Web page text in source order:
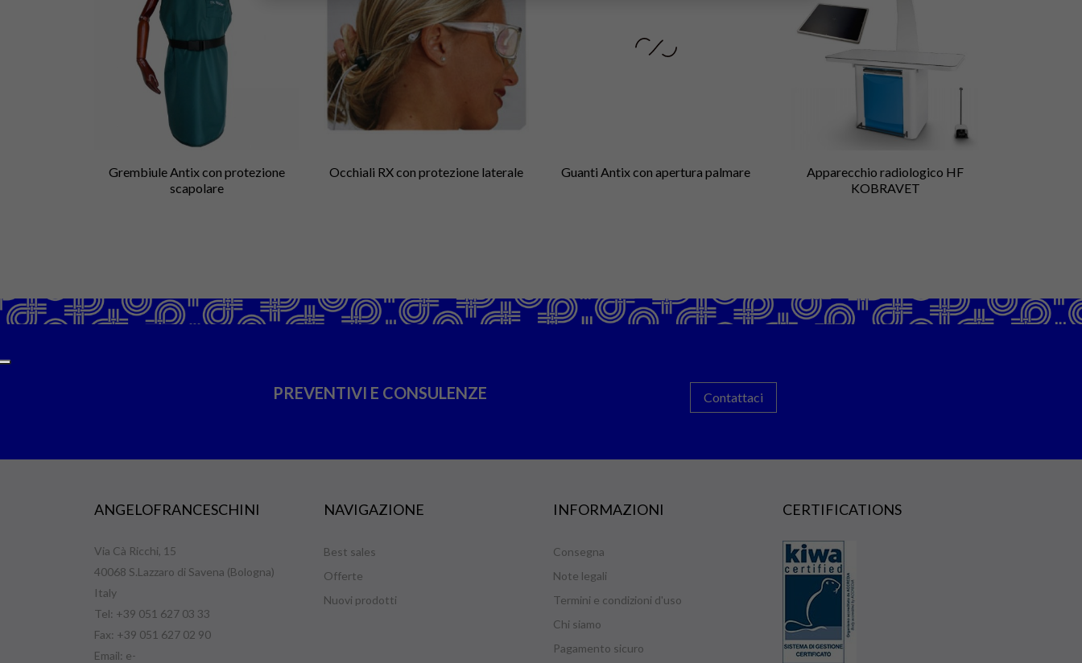
Grembiule Antix con protezione
scapolare
Occhiali RX con protezione laterale Guanti Antix con apertura palmare
Apparecchio radiologico HF
KOBRAVET
PREVENTIVI E CONSULENZE Contattaci
ANGELOFRANCESCHINI
Via Cà Ricchi, 15
40068 S.Lazzaro di Savena (Bologna)
Italy
Tel: +39 051 627 03 33
Fax: +39 051 627 02 90
Email: e-
NAVIGAZIONE
Best sales
Offerte
Nuovi prodotti
INFORMAZIONI
Consegna
Note legali
Termini e condizioni d'uso
Chi siamo
Pagamento sicuro
CERTIFICATIONS